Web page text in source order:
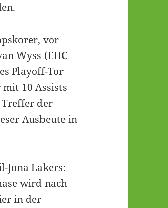
vor
Wyss (EHC
Playoff-Tor
10 Assists
Treffer der
Ausbeute in
Jona Lakers:
wird nach
in der